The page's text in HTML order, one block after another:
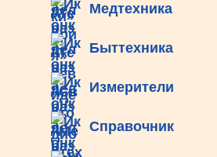
Медтехника
Быттехника
Измерители
Справочник